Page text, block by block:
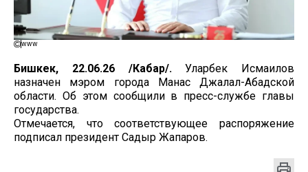
www
Бишкек, 22.06.26 /Кабар/.Уларбек Исмаилов
назначен мэром города Манас Джалал-Абадской
области. Об этом сообщили в пресс-службе главы
государства.
Отмечается, что соответствующее распоряжение
подписал президент Садыр Жапаров.